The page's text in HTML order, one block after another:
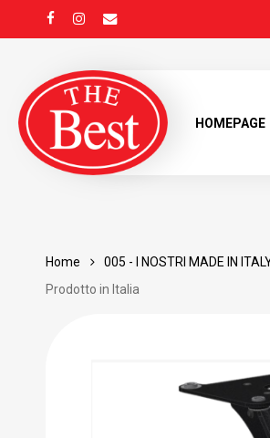
content
FACEBOOKINSTAGRAM
EMAIL
HOMEPAGE
Home 005 - I NOSTRI MADE IN
Prodotto in Italia